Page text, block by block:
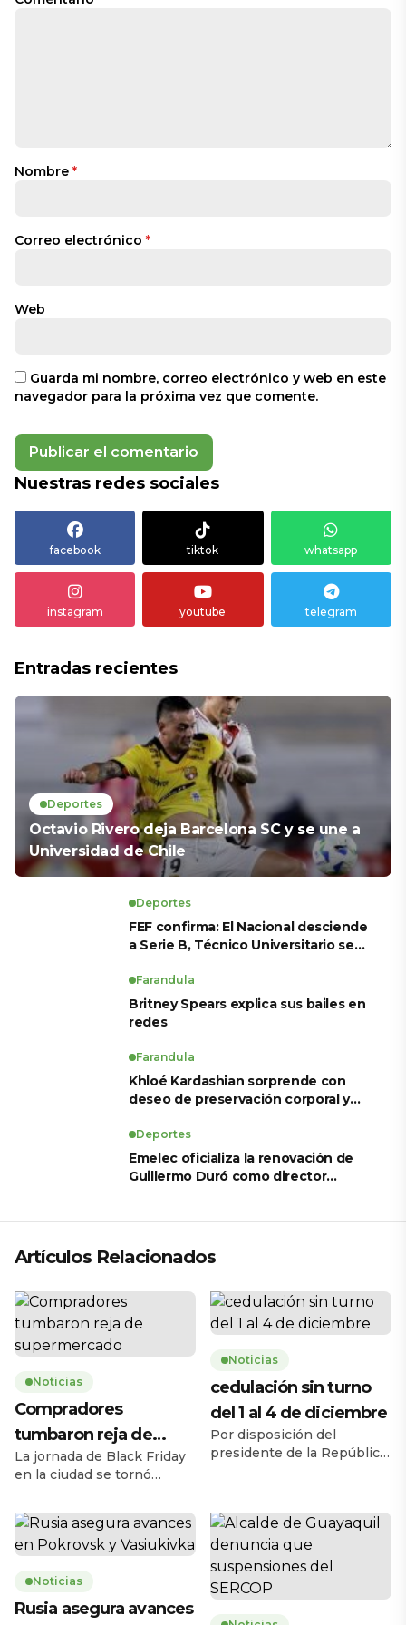
Nombre *
Correo electrónico *
Web
Guarda mi nombre, correo electrónico y web en este
navegador para la próxima vez que comente.
Nuestras redes sociales
facebook tiktok whatsapp
instagram youtube telegram
Entradas recientes
Deportes
Octavio Rivero deja Barcelona SC y se une a
Universidad de Chile
Deportes
FEF confirma: El Nacional desciende
a Serie B, Técnico Universitario se
para LigaPro 2026
Farandula
Britney Spears explica sus bailes en
redes
Farandula
Khloé Kardashian sorprende con
deseo de preservación corporal y
Deportes
Emelec oficializa la renovación de
Guillermo Duró como director
Artículos Relacionados
Noticias
Compradores
tumbaron reja de
supermercado
La jornada de Black Friday
en la ciudad se tornó
jueves 27 de noviembre,
cuando una multitud de
personas tumbó la reja de
en la avenida Carlos Julio
Arosemena, en el norte de
la ciudad. El hecho ocurrió
Noticias
cedulación sin turno
del 1 al 4 de diciembre
Por disposición del
presidente de la República,
cedulación sin turno entre
el lunes 1 y el jueves 4 de
diciembre de 2025, en
horario de 08h00 a 17h00,
en 193 agencias a escala
nacional. La medida busca
Noticias
Rusia asegura avances